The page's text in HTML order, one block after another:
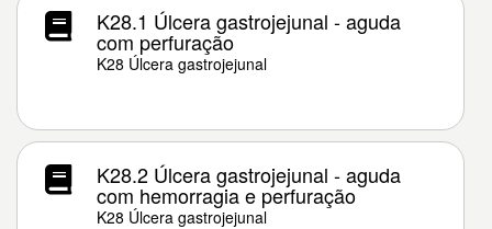
K28.1 Úlcera gastrojejunal - aguda
com perfuração
K28 Úlcera gastrojejunal
K28.2 Úlcera gastrojejunal - aguda
com hemorragia e perfuração
K28 Úlcera gastrojejunal